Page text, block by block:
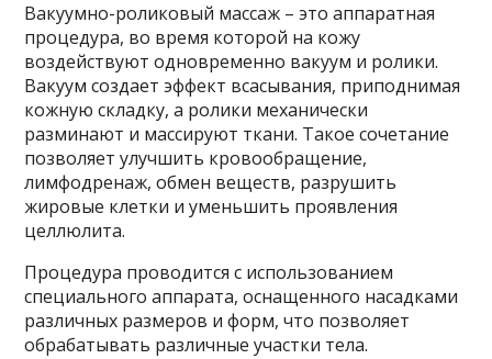
Вакуумно-роликовый массаж – это аппаратная
процедура, во время которой на кожу
воздействуют одновременно вакуум и ролики.
Вакуум создает эффект всасывания, приподнимая
кожную складку, а ролики механически
разминают и массируют ткани. Такое сочетание
позволяет улучшить кровообращение,
лимфодренаж, обмен веществ, разрушить
жировые клетки и уменьшить проявления
целлюлита.
Процедура проводится с использованием
специального аппарата, оснащенного насадками
различных размеров и форм, что позволяет
обрабатывать различные участки тела.